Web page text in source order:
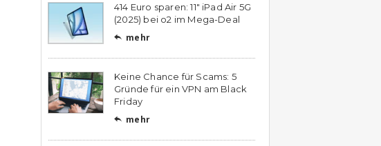
414 Euro sparen: 11″ iPad Air 5G
(2025) bei o2 im Mega-Deal
 mehr
Keine Chance für Scams: 5
Gründe für ein VPN am Black
Friday
 mehr